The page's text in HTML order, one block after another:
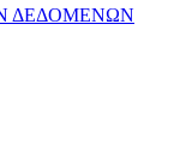
ΔΕΔΟΜΕΝΩΝ